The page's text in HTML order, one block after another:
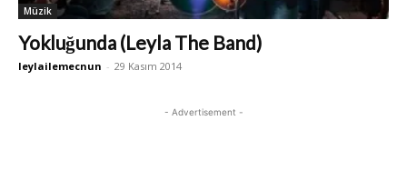
Müzik
Yokluğunda (Leyla The Band)
leylailemecnun - 29 Kasım 2014
- Advertisement -